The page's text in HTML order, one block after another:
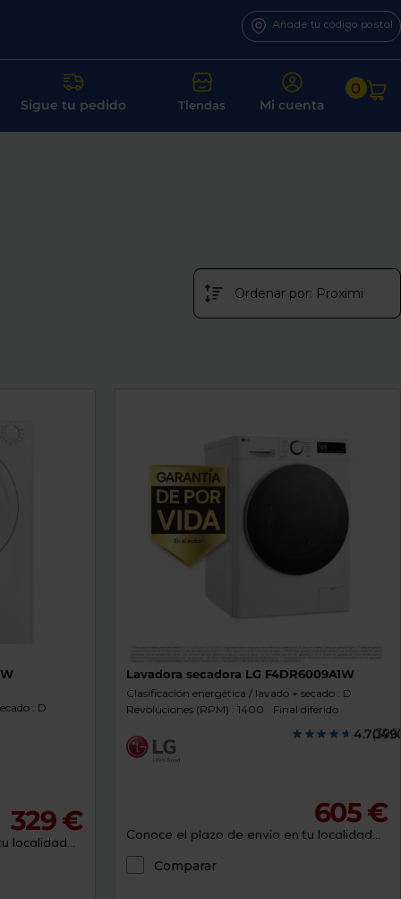
Añade tu código postal
Sigue tu pedido Tiendas Mi cuenta
0
: D
329 €
localidad...
Lavadora secadora LG F4DR6009A1W
Clasificación energética / lavado + secado : D
Revoluciones (RPM) : 1400
Final diferido
605 €
Conoce el plazo de envío en tu localidad...
Comparar